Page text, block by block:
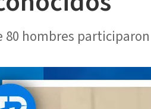
80 hombres